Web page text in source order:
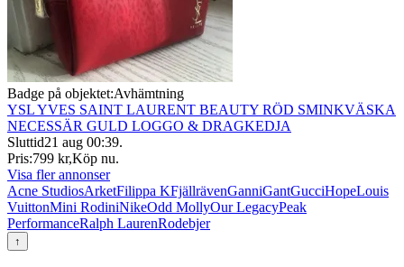
Badge på objektet:Avhämtning
YSL YVES SAINT LAURENT BEAUTY RÖD SMINKVÄSKA
NECESSÄR GULD LOGGO & DRAGKEDJA
Sluttid21 aug 00:39.
Pris:799 kr,Köp nu.
Visa fler annonser
Acne StudiosArketFilippa KFjällrävenGanniGantGucciHopeLouis
VuittonMini RodiniNikeOdd MollyOur LegacyPeak
PerformanceRalph LaurenRodebjer
↑